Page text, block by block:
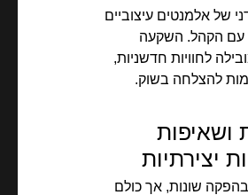
של אלמנטים עיצוביים
עם הקהל. השקעה
לחוויות חדשניות,
להצלחה בשוק.
ושאיפות
יצירתיות
שונות, אך כולם